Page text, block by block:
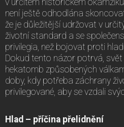
není ještě odhodlána
že je důležitější udržovat v
životní standard a se
privilegia, než bojovat proti
Dokud tento názor potrvá,
hekatomb způsobených
doby, kdy potřeba záchrany
privilegované, aby se vzdali
Hlad – příčina přelidnění